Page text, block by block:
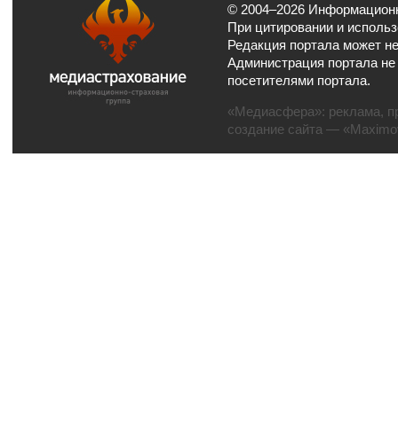
© 2004–2026
При цитировании и
Редакция портала может
Администрация портала
посетителями портала.
«Медиасфера»: реклама,
создание сайта —